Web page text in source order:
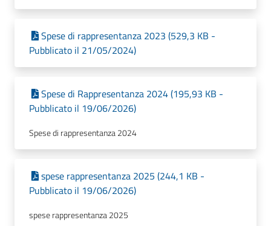
Spese di rappresentanza 2023 (529,3 KB -
Pubblicato il 21/05/2024)
Spese di Rappresentanza 2024 (195,93 KB -
Pubblicato il 19/06/2026)
Spese di rappresentanza 2024
spese rappresentanza 2025 (244,1 KB -
Pubblicato il 19/06/2026)
spese rappresentanza 2025